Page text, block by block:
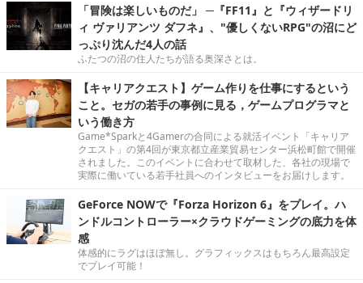
「冒険は楽しいものだ」 ─『FF11』と『ウィザードリ
ィ ヴァリアンツ ダフネ』、"優しくないRPG"の沼にど
っぷり沈んだ4人の話
ふたつの沼の住人たちが語る奥深さとは。
【キャリアクエスト】ゲーム作りを仕事にするという
こと。セガの若手の事例に見る，ゲームプログラマと
いう働き方
Game*Sparkと4Gamerの合同による就活イベント「キャリア
クエスト」の第4回が東京都立産業貿易センター浜松町館で開催
されました。このイベントに合わせて取材した、各社の現場で
実際に働いている若手社員へのインタビューをお届けします。
GeForce NOWで『Forza Horizon 6』をプレイ。ハ
ンドルコントローラー×クラウドゲーミングの底力を体
感
体感的にラグはほぼ無し。グラフィックスはもちろん最高設定
でプレイ可能！